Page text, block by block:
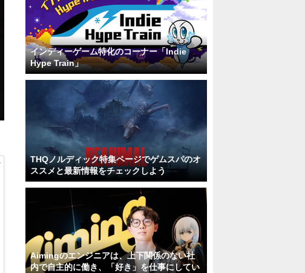
インディーゲーム特化のコーナー「Indie
Hype Train」
THQノルディック特集ページでゲムスパのオ
ススメと最新情報をチェックしよう
Aimingのエンジニアは、上下関係のない社
内で自主的に働き、「好き」を仕事にしてい